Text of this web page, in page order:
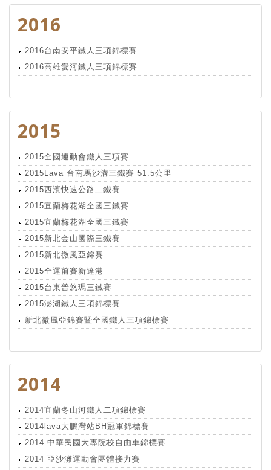
2016
2016台南安平鐵人三項錦標賽
2016高雄愛河鐵人三項錦標賽
2015
2015全國運動會鐵人三項賽
2015Lava 台南馬沙溝三鐵賽 51.5公里
2015西濱快速公路二鐵賽
2015宜蘭梅花湖全國三鐵賽
2015宜蘭梅花湖全國三鐵賽
2015新北金山國際三鐵賽
2015新北微風亞錦賽
2015全運前賽新達港
2015台東普悠瑪三鐵賽
2015澎湖鐵人三項錦標賽
新北微風亞錦賽暨全國鐵人三項錦標賽
2014
2014宜蘭冬山河鐵人二項錦標賽
2014lava大鵬灣站BH冠軍錦標賽
2014 中華民國大專院校自由車錦標賽
2014 亞沙灘運動會團體接力賽